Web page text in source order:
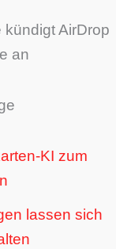
kündigt AirDrop
an
KI zum
lassen sich